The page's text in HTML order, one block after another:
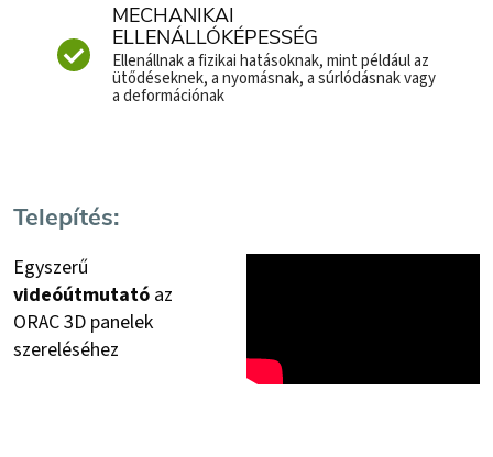
MECHANIKAI
ELLENÁLLÓKÉPESSÉG
Ellenállnak a fizikai hatásoknak, mint például az
ütődéseknek, a nyomásnak, a súrlódásnak vagy
a deformációnak
Telepítés:
Egyszerű
videóútmutató az
ORAC 3D panelek
szereléséhez